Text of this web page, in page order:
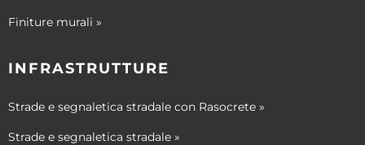
Finiture murali »
INFRASTRUTTURE
Strade e segnaletica stradale con Rasocrete »
Strade e segnaletica stradale »